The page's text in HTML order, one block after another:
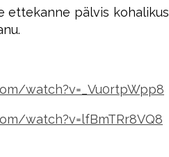
ettekanne pälvis kohalikus
watch?v=_Vu0rtpWpp8
watch?v=lfBmTRr8VQ8